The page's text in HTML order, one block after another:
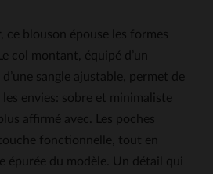
ce blouson épouse les formes
col montant, équipé d’un
sangle ajustable, permet de
envies: sobre et minimaliste
affirmé avec. Les poches
fonctionnelle, tout en
épurée du modèle. Un détail qui